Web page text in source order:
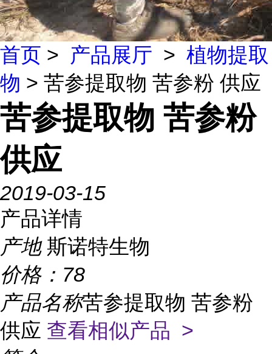
首页 > 产品展厅 > 植物提取
物 > 苦参提取物 苦参粉 供应
苦参提取物 苦参粉
供应
2019-03-15
产品详情
产地 斯诺特生物
价格： 78
产品名称苦参提取物 苦参粉
供应 查看相似产品 >